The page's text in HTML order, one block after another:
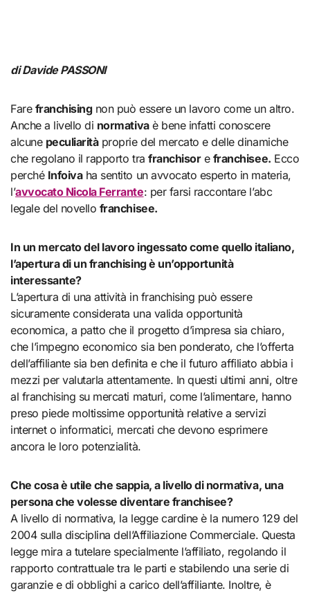
di Davide PASSONI
Fare franchisingnon può essere un lavoro come un altro.
Anche a livello di normativaè bene infatti conoscere
alcune peculiaritàproprie del mercato e delle dinamiche
che regolano il rapporto trafranchisore franchisee. Ecco
perché Infoivaha sentito un avvocato esperto in materia,
l’avvocato Nicola Ferrante: per farsi raccontare l’abc
legale del novello franchisee.
In un mercato del lavoro ingessato come quello italiano,
l’apertura di un franchising è un’opportunità
interessante?
L’apertura di una attività in franchising può essere
sicuramente considerata una valida opportunità
economica, a patto che il progetto d’impresa sia chiaro,
che l’impegno economico sia ben ponderato, che l’offerta
dell’affiliante sia ben definita e che il futuro affiliato abbia i
mezzi per valutarla attentamente. In questi ultimi anni, oltre
al franchising su mercati maturi, come l’alimentare, hanno
preso piede moltissime opportunità relative a servizi
internet o informatici, mercati che devono esprimere
ancora le loro potenzialità.
Che cosa è utile che sappia, a livello di normativa, una
persona che volesse diventare franchisee?
A livello di normativa, la legge cardine è la numero 129 del
2004 sulla disciplina dell’Affiliazione Commerciale. Questa
legge mira a tutelare specialmente l’affiliato, regolando il
rapporto contrattuale tra le parti e stabilendo una serie di
garanzie e di obblighi a carico dell’affiliante. Inoltre, è